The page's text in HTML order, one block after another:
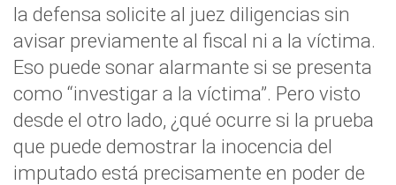
la defensa solicite al juez diligencias sin
avisar previamente al fiscal ni a la víctima.
Eso puede sonar alarmante si se presenta
como “investigar a la víctima”. Pero visto
desde el otro lado, ¿qué ocurre si la prueba
que puede demostrar la inocencia del
imputado está precisamente en poder de